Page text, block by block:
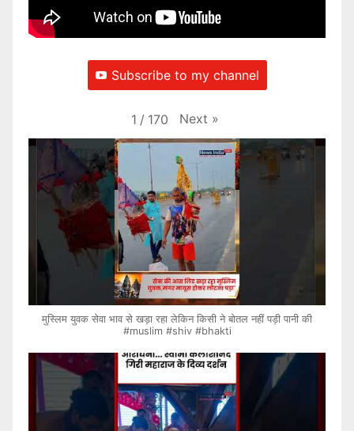
Subscribe to my channel
1 / 170 Next »
मुस्लिम युवक सेवा भाव से खड़ा रहा लेकिन किसी ने बोतल नहीं पड़ी पानी की
#muslim #shiv #bhakti